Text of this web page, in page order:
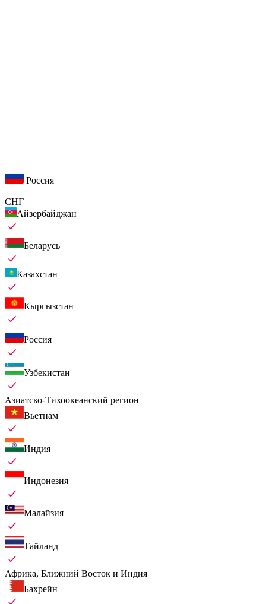
Россия
СНГ
Айзербайджан
Беларусь
Казахстан
Кыргызстан
Россия
Узбекистан
Азиатско-Тихоокеанский регион
Вьетнам
Индия
Индонезия
Малайзия
Тайланд
Африка, Ближний Восток и Индия
Бахрейн